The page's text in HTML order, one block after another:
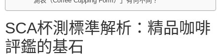
SCA杯測標準解析：精品咖啡
評鑑的基石